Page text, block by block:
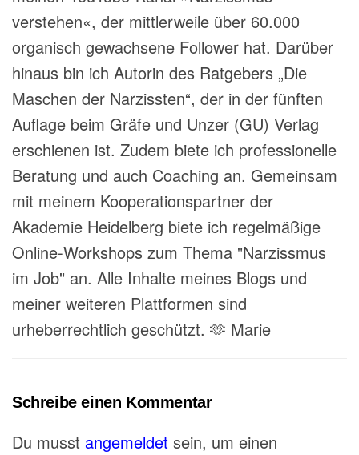
verstehen«, der mittlerweile über 60.000
organisch gewachsene Follower hat. Darüber
hinaus bin ich Autorin des Ratgebers „Die
Maschen der Narzissten“, der in der fünften
Auflage beim Gräfe und Unzer (GU) Verlag
erschienen ist. Zudem biete ich professionelle
Beratung und auch Coaching an. Gemeinsam
mit meinem Kooperationspartner der
Akademie Heidelberg biete ich regelmäßige
Online-Workshops zum Thema "Narzissmus
im Job" an. Alle Inhalte meines Blogs und
meiner weiteren Plattformen sind
urheberrechtlich geschützt. 🫶 Marie
Schreibe einen Kommentar
Du musst angemeldet sein, um einen